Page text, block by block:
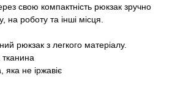
свою компактність рюкзак зручно
на роботу та інші місця.
рюкзак з легкого матеріалу.
яка не іржавіє